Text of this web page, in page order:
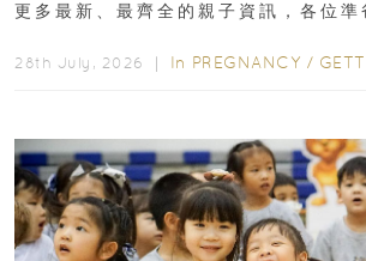
更多最新、最齊全的親子資訊，各位準
28th July, 2026 ｜ In PREGNANCY /